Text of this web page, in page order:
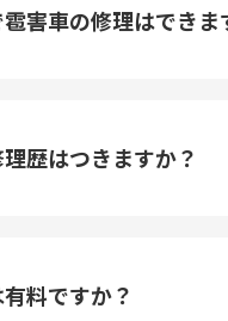
害車の修理はできま
歴はつきますか？
料ですか？